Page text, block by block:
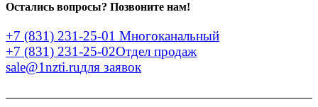
Остались вопросы? Позвоните нам!
+7 (831) 231-25-01 Многоканальный
+7 (831) 231-25-02Отдел продаж
sale@1nzti.ruдля заявок